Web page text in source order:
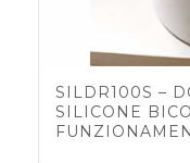
SILDR100S –
SILICONE